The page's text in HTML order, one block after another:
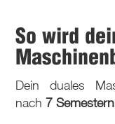
So wird
Dein duales
nach 7